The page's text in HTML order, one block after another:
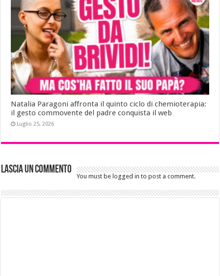
Natalia Paragoni affronta il quinto ciclo di chemioterapia:
il gesto commovente del padre conquista il web
Luglio 25, 2026
Lascia un commento
You must be logged in to post a comment.